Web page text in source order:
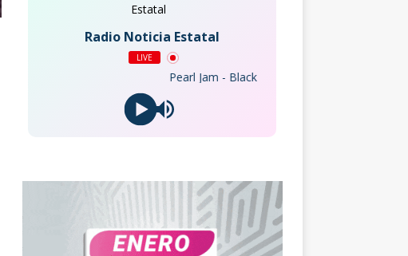
Radio Noticia Estatal
LIVE
Pearl Jam - Black